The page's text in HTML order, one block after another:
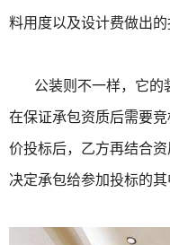
料用度以及设计费做出的
公装则不一样，它的
在保证承包资质后需要
价投标后，乙方再结合
决定承包给参加投标的其